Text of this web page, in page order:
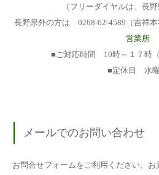
（フリーダイヤルは、長野
長野県外の方は 0268-62-4589（吉祥
営業所
■ご対応時間 10時～１７時（
■定休日 水
メールでのお問い合わせ
お問合せフォームをご利用ください。